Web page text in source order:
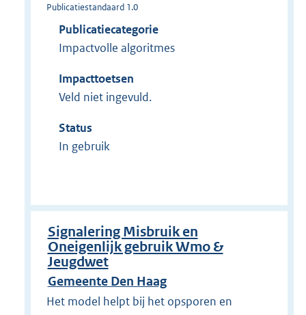
Publicatiestandaard 1.0
Publicatiecategorie
Impactvolle algoritmes
Impacttoetsen
Veld niet ingevuld.
Status
In gebruik
Signalering Misbruik en
Oneigenlijk gebruik Wmo &
Jeugdwet
Gemeente Den Haag
Het model helpt bij het opsporen en